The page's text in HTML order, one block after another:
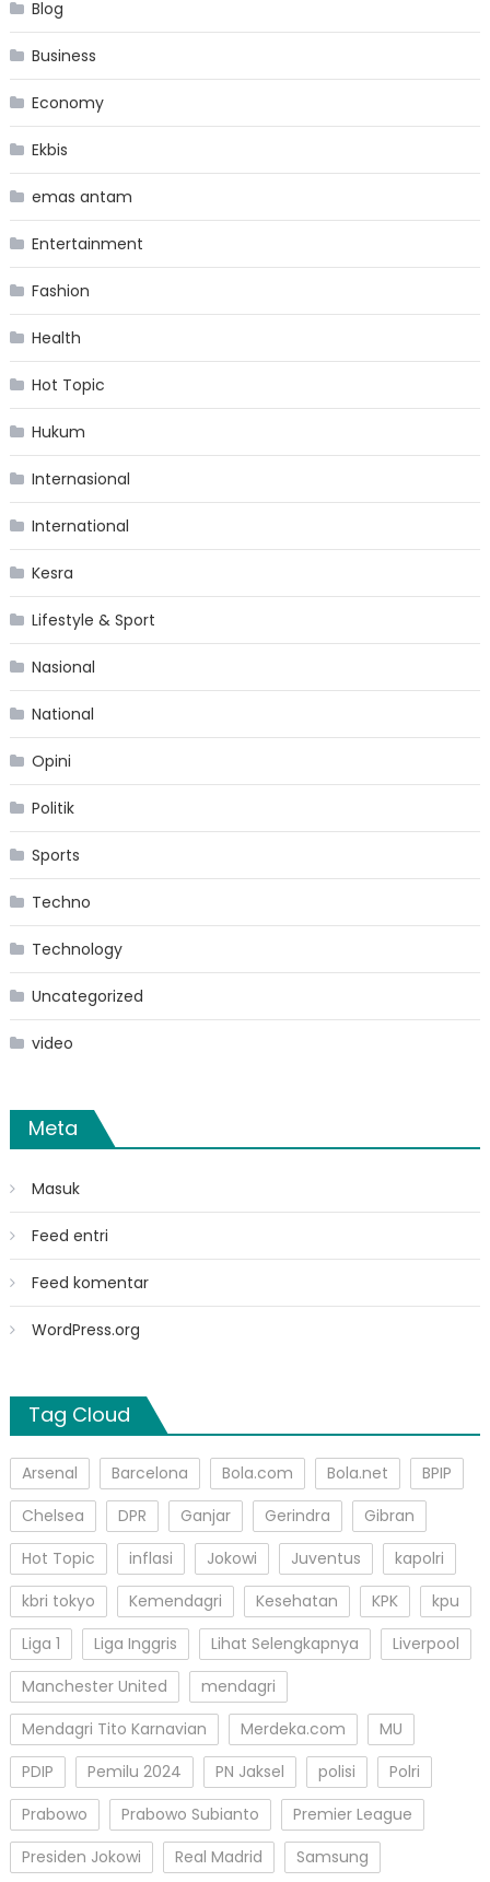
Blog
Business
Economy
Ekbis
emas antam
Entertainment
Fashion
Health
Hot Topic
Hukum
Internasional
International
Kesra
Lifestyle & Sport
Nasional
National
Opini
Politik
Sports
Techno
Technology
Uncategorized
video
Meta
Masuk
Feed entri
Feed komentar
WordPress.org
Tag Cloud
Arsenal Barcelona Bola.com Bola.net
BPIP
Chelsea
DPR Ganjar Gerindra
Gibran
Hot Topic
inflasi Jokowi Juventus
kapolri
kbri tokyo
Kemendagri Kesehatan KPK
kpu
Liga 1
Liga Inggris Lihat Selengkapnya
Liverpool
Manchester United
mendagri
Mendagri Tito Karnavian
Merdeka.com
MU
PDIP
Pemilu 2024 PN Jaksel polisi
Polri
Prabowo
Prabowo Subianto
Premier League
Presiden Jokowi
Real Madrid
Samsung